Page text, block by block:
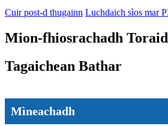
Cuir post-d thugainn Luchdaich sìos mar
Mion-fhiosrachadh
Tagaichean Bathar
Mìneachadh